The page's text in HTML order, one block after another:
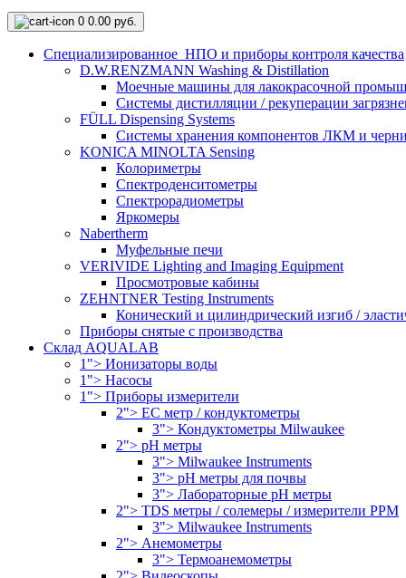
0 0.00 руб.
Cпециализированное НПО и приборы контроля качества
D.W.RENZMANN Washing & Distillation
Моечные машины для лакокрасочной
Системы дистилляции / рекуперации
FÜLL Dispensing Systems
Системы хранения компонентов ЛКМ и
KONICA MINOLTA Sensing
Колориметры
Спектроденситометры
Спектрорадиометры
Яркомеры
Nabertherm
Муфельные печи
VERIVIDE Lighting and Imaging Equipment
Просмотровые кабины
ZEHNTNER Testing Instruments
Конический и цилиндрический изгиб /
Приборы снятые с производства
Склад AQUALAB
1"> Ионизаторы воды
1"> Насосы
1"> Приборы измерители
2"> EC метр / кондуктометры
3"> Кондуктометры Milwaukee
2"> pH метры
3"> Milwaukee Instruments
3"> pH метры для почвы
3"> Лабораторные pH метры
2"> TDS метры / солемеры / измерители PPM
3"> Milwaukee Instruments
2"> Анемометры
3"> Термоанемометры